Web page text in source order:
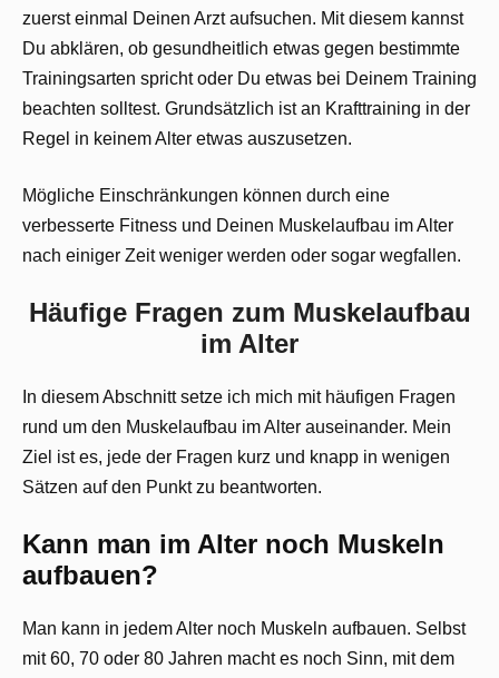
zuerst einmal Deinen Arzt aufsuchen. Mit diesem kannst
Du abklären, ob gesundheitlich etwas gegen bestimmte
Trainingsarten spricht oder Du etwas bei Deinem Training
beachten solltest. Grundsätzlich ist an Krafttraining in der
Regel in keinem Alter etwas auszusetzen.
Mögliche Einschränkungen können durch eine
verbesserte Fitness und Deinen Muskelaufbau im Alter
nach einiger Zeit weniger werden oder sogar wegfallen.
Häufige Fragen zum Muskelaufbau
im Alter
In diesem Abschnitt setze ich mich mit häufigen Fragen
rund um den Muskelaufbau im Alter auseinander. Mein
Ziel ist es, jede der Fragen kurz und knapp in wenigen
Sätzen auf den Punkt zu beantworten.
Kann man im Alter noch Muskeln
aufbauen?
Man kann in jedem Alter noch Muskeln aufbauen. Selbst
mit 60, 70 oder 80 Jahren macht es noch Sinn, mit dem